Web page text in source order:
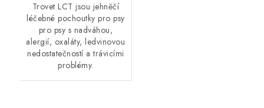
Trovet LCT jsou jehněčí
léčebné pochoutky pro psy
pro psy s nadváhou,
alergií, oxaláty, ledvinovou
nedostatečností a trávicími
problémy.